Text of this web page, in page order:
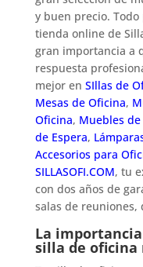
y buen precio.
tienda online de
gran importancia a
respuesta
mejor en SIllas de
Mesas de Oficina,
Oficina, Muebles de
de Espera,
Accesorios para
SILLASOFI.COM, tu
con dos años de
salas de reuniones,
La
silla de oficina